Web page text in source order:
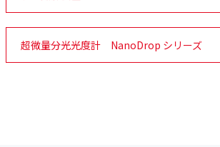
超微量分光光度計 NanoDrop シリーズ